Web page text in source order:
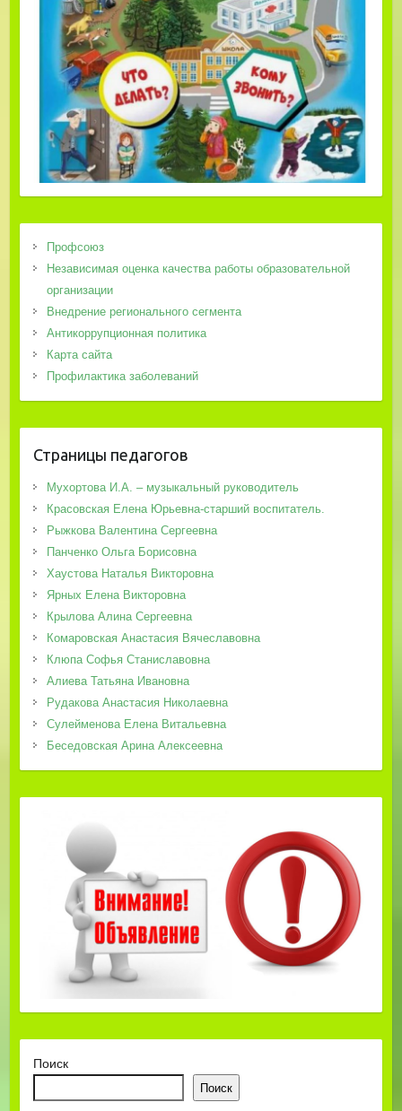
Профсоюз
Независимая оценка качества работы образовательной
организации
Внедрение регионального сегмента
Антикоррупционная политика
Карта сайта
Профилактика заболеваний
Страницы педагогов
Мухортова И.А. – музыкальный руководитель
Красовская Елена Юрьевна-старший воспитатель.
Рыжкова Валентина Сергеевна
Панченко Ольга Борисовна
Хаустова Наталья Викторовна
Ярных Елена Викторовна
Крылова Алина Сергеевна
Комаровская Анастасия Вячеславовна
Клюпа Софья Станиславовна
Алиева Татьяна Ивановна
Рудакова Анастасия Николаевна
Сулейменова Елена Витальевна
Беседовская Арина Алексеевна
Поиск
Поиск